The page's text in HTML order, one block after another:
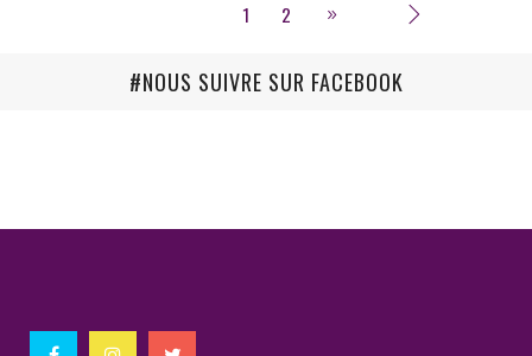
1 2
#NOUS SUIVRE SUR FACEBOOK